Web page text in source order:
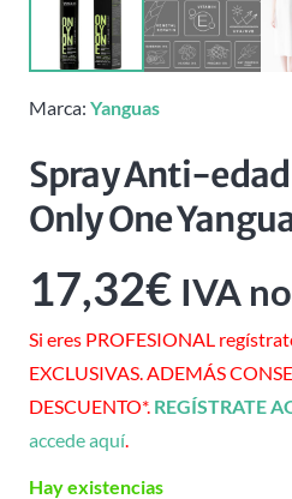
Marca: Yanguas
Spray Anti-
Only One
17,32€ IVA
Si eres PROFESIONAL
EXCLUSIVAS. ADEMÁS
DESCUENTO*. REGÍSTRATE
accede aquí
Hay existencias